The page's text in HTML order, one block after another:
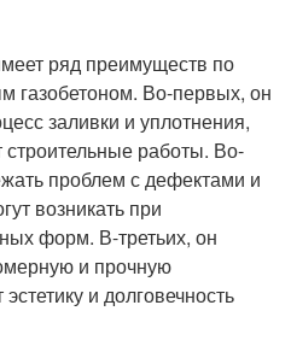
ряд преимуществ по
газобетоном. Во-первых, он
заливки и уплотнения,
строительные работы. Во-
проблем с дефектами и
возникать при
форм. В-третьих, он
и прочную
и долговечность